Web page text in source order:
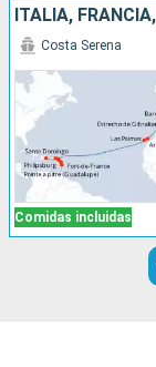
Comidas incluidas
Costa Serena